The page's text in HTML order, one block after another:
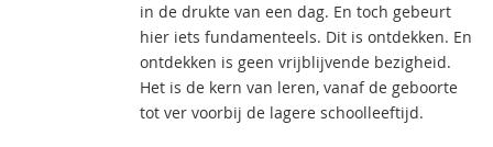
in de drukte van een dag. En toch gebeurt
hier iets fundamenteels. Dit is ontdekken. En
ontdekken is geen vrijblijvende bezigheid.
Het is de kern van leren, vanaf de geboorte
tot ver voorbij de lagere schoolleeftijd.